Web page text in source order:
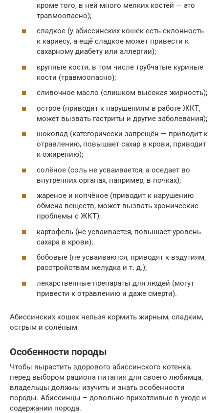
кроме того, в ней много мелких костей — это
травмоопасно);
сладкое (у абиссинских кошек есть склонность
к кариесу, а ещё сладкое может привести к
сахарному диабету или аллергии);
крупные кости, в том числе трубчатые куриные
кости (травмоопасно);
сливочное масло (слишком высокая жирность);
острое (приводит к нарушениям в работе ЖКТ,
может вызвать гастриты и другие заболевания);
шоколад (категорически запрещён — приводит к
отравлению, повышает сахар в крови, приводит
к ожирению);
солёное (соль не усваивается, а оседает во
внутренних органах, например, в почках);
жареное и копчёное (приводит к нарушению
обмена веществ, может вызвать хронические
проблемы с ЖКТ);
картофель (не усваивается, повышает уровень
сахара в крови);
бобовые (не усваиваются, приводят к вздутиям,
расстройствам желудка и т. д.);
лекарственные препараты для людей (могут
привести к отравлению и даже смерти).
Абиссинских кошек нельзя кормить жирным, сладким,
острым и солёным
Особенности породы
Чтобы вырастить здорового абиссинского котенка,
перед выбором рациона питания для своего любимца,
владельцы должны изучить и знать особенности
породы. Абиссинцы – довольно прихотливые в уходе и
содержании порода.